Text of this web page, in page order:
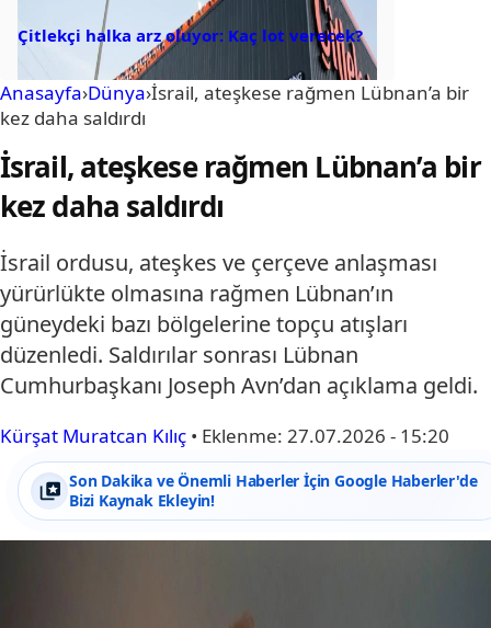
Çitlekçi halka arz oluyor: Kaç lot verecek?
Anasayfa›Dünya›İsrail, ateşkese rağmen Lübnan’a bir
kez daha saldırdı
İsrail, ateşkese rağmen Lübnan’a bir
kez daha saldırdı
İsrail ordusu, ateşkes ve çerçeve anlaşması
yürürlükte olmasına rağmen Lübnan’ın
güneydeki bazı bölgelerine topçu atışları
düzenledi. Saldırılar sonrası Lübnan
Cumhurbaşkanı Joseph Avn’dan açıklama geldi.
Kürşat Muratcan Kılıç • Eklenme: 27.07.2026 - 15:20
Son Dakika ve Önemli Haberler İçin Google Haberler'de
Bizi Kaynak Ekleyin!